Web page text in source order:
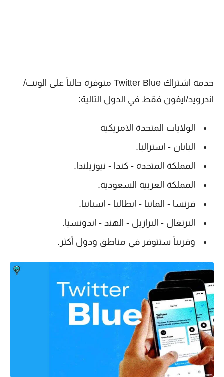
خدمة اشتراك Twitter Blue متوفرة حالياً على الويب/
اندرويد/ايفون فقط في الدول التالية:
الولايات المتحدة الامريكية
اليابان - استراليا.
المملكة المتحدة - كندا - نيوزيلندا.
المملكة العربية السعودية.
فرنسا - المانيا - ايطاليا - اسبانيا.
البرتغال - البرازيل - الهند - اندونسيا.
وقريباً ستتوفر في مناطق ودول أكثر.